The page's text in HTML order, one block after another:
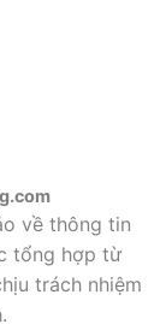
suất và tiêu
trong môi
tiêu chuẩn
về thông tin
tổng hợp từ
trách nhiệm